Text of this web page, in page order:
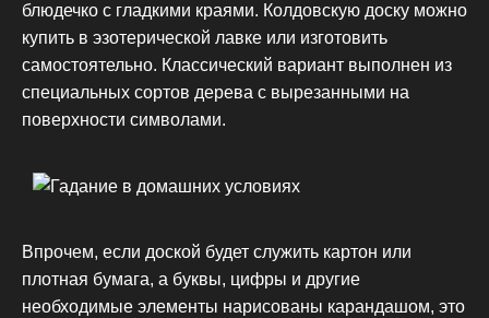
блюдечко с гладкими краями. Колдовскую доску можно
купить в эзотерической лавке или изготовить
самостоятельно. Классический вариант выполнен из
специальных сортов дерева с вырезанными на
поверхности символами.
Впрочем, если доской будет служить картон или
плотная бумага, а буквы, цифры и другие
необходимые элементы нарисованы карандашом, это